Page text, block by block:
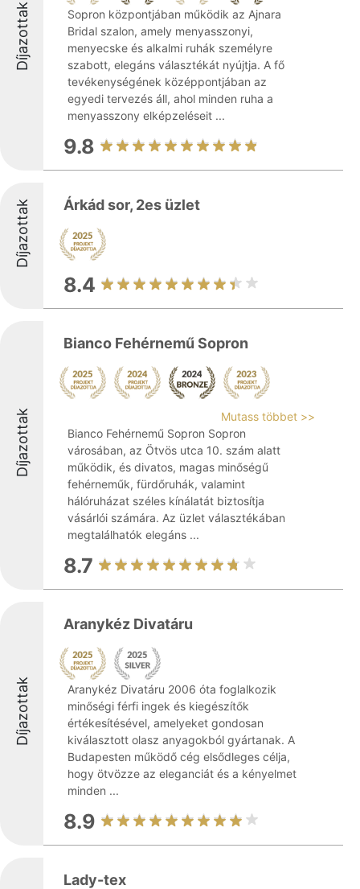
Díjazottak
Sopron központjában működik az Ajnara
Bridal szalon, amely menyasszonyi,
menyecske és alkalmi ruhák személyre
szabott, elegáns választékát nyújtja. A fő
tevékenységének középpontjában az
egyedi tervezés áll, ahol minden ruha a
menyasszony elképzeléseit ...
9.8
Díjazottak Árkád sor, 2es üzlet
8.4
Díjazottak
Bianco Fehérnemű Sopron
Mutass többet >>
Bianco Fehérnemű Sopron Sopron
városában, az Ötvös utca 10. szám alatt
működik, és divatos, magas minőségű
fehérneműk, fürdőruhák, valamint
hálóruházat széles kínálatát biztosítja
vásárlói számára. Az üzlet választékában
megtalálhatók elegáns ...
8.7
Díjazottak
Aranykéz Divatáru
Aranykéz Divatáru 2006 óta foglalkozik
minőségi férfi ingek és kiegészítők
értékesítésével, amelyeket gondosan
kiválasztott olasz anyagokból gyártanak. A
Budapesten működő cég elsődleges célja,
hogy ötvözze az eleganciát és a kényelmet
minden ...
8.9
Lady-tex